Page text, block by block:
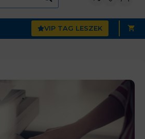
VIP TAG LESZEK